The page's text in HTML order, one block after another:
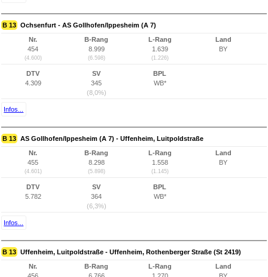
B 13 Ochsenfurt - AS Gollhofen/Ippesheim (A 7)
Nr.
454
(4.600)
B-Rang
8.999
(6.598)
L-Rang
1.639
(1.226)
Land
BY
DTV
4.309
SV
345
(8,0%)
BPL
WB*
Infos...
B 13 AS Gollhofen/Ippesheim (A 7) - Uffenheim, Luitpoldstraße
Nr.
455
(4.601)
B-Rang
8.298
(5.898)
L-Rang
1.558
(1.145)
Land
BY
DTV
5.782
SV
364
(6,3%)
BPL
WB*
Infos...
B 13 Uffenheim, Luitpoldstraße - Uffenheim, Rothenberger Straße (St 2419)
Nr.
B-Rang
L-Rang
Land